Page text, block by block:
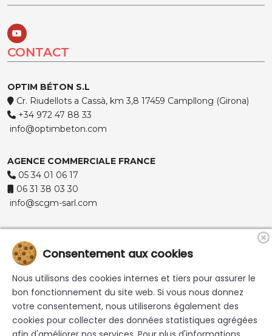
CONTACT
OPTIM BÉTON S.L
Cr. Riudellots a Cassà, km 3,8 17459 Campllong (Girona)
+34 972 47 88 33
info@optimbeton.com
AGENCE COMMERCIALE FRANCE
05 34 01 06 17
06 31 38 03 30
info@scgm-sarl.com
© 2026 Commercialisation de mortiers, bétons, gravier ,
sable et gravier décoratif | Optim Beton - Tous les droits sont
Consentement aux cookies
Nous utilisons des cookies internes et tiers pour assurer le
bon fonctionnement du site web. Si vous nous donnez
votre consentement, nous utiliserons également des
cookies pour collecter des données statistiques agrégées